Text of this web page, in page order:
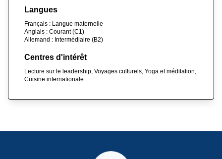
Langues
Français : Langue maternelle
Anglais : Courant (C1)
Allemand : Intermédiaire (B2)
Centres d'intérêt
Lecture sur le leadership, Voyages culturels, Yoga et méditation,
Cuisine internationale